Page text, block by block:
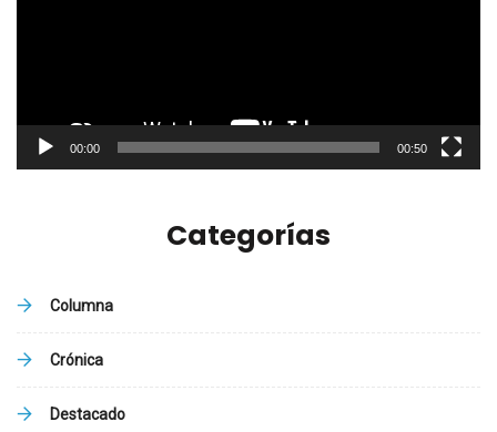
00:00 00:50
Categorías
Columna
Crónica
Destacado